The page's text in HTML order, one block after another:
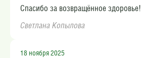
Спасибо за возвращённое здоровье!
Светлана Копылова
18 ноября 2025